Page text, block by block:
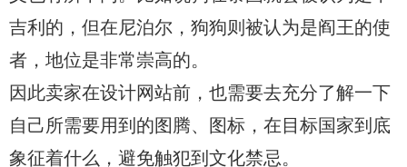
吉利的，但在尼泊尔，狗狗则被认为是阎王的使
者，地位是非常崇高的。
因此卖家在设计网站前，也需要去充分了解一下
自己所需要用到的图腾、图标，在目标国家到底
象征着什么，避免触犯到文化禁忌。